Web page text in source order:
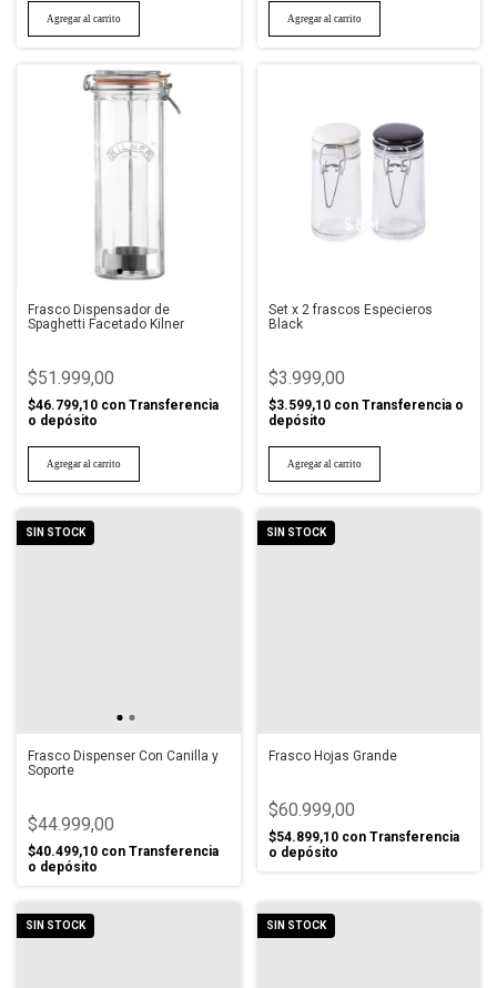
Frasco Dispensador de
Spaghetti Facetado Kilner
$51.999,00
$46.799,10 con Transferencia
o depósito
Set x 2 frascos Especieros
Black
$3.999,00
$3.599,10 con Transferencia o
depósito
SIN STOCK
Frasco Dispenser Con Canilla y
Soporte
$44.999,00
$40.499,10 con Transferencia
o depósito
SIN STOCK
Frasco Hojas Grande
$60.999,00
$54.899,10 con Transferencia
o depósito
SIN STOCK SIN STOCK